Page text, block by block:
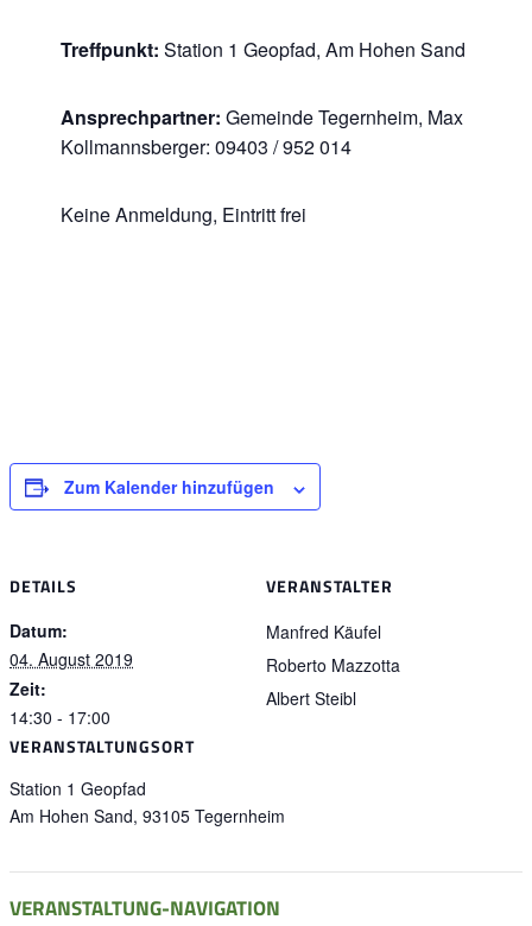
Treffpunkt: Station 1 Geopfad, Am Hohen Sand
Ansprechpartner: Gemeinde Tegernheim, Max
Kollmannsberger: 09403 / 952 014
Keine Anmeldung, Eintritt frei
Zum Kalender hinzufügen
DETAILS
Datum:
04. August 2019
Zeit:
14:30 - 17:00
VERANSTALTUNGSORT
Station 1 Geopfad
Am Hohen Sand, 93105 Tegernheim
VERANSTALTER
Manfred Käufel
Roberto Mazzotta
Albert Steibl
VERANSTALTUNG-NAVIGATION